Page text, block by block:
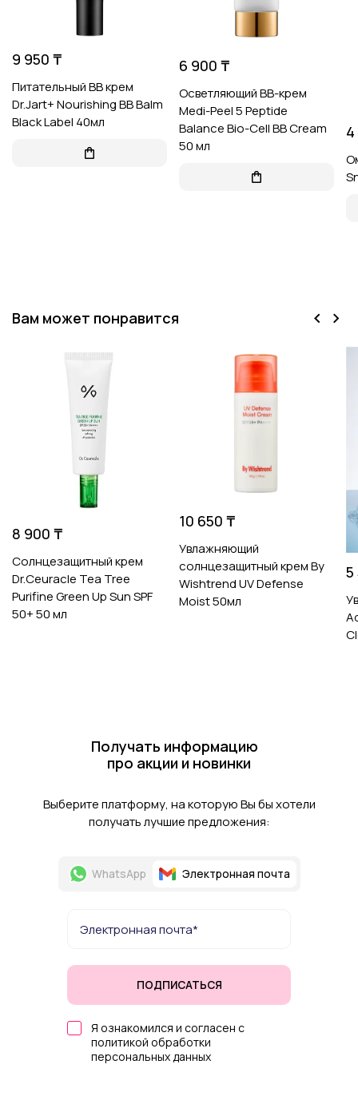
9 950 ₸
Питательный BB крем
Dr.Jart+ Nourishing BB Balm
Black Label 40мл
6 900 ₸
Осветляющий BB-крем
Medi-Peel 5 Peptide
Balance Bio-Сell BB Cream
50 мл
Вам может понравится
8 900 ₸
Солнцезащитный крем
Dr.Ceuracle Tea Tree
Purifine Green Up Sun SPF
50+ 50 мл
10 650 ₸
Увлажняющий
солнцезащитный крем By
Wishtrend UV Defense
Moist 50мл
5
Получать информацию
про акции и новинки
Выберите платформу, на которую Вы бы хотели
получать лучшие предложения:
WhatsApp Электронная почта
ПОДПИСАТЬСЯ
Я ознакомился и согласен с
политикой обработки
персональных данных